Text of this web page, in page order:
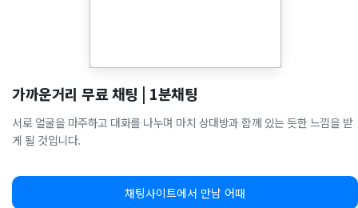
가까운거리 무료 채팅 | 1분채팅
서로 얼굴을 마주하고 대화를 나누며 마치 상대방과 함께 있는 듯한 느낌을 받
게 될 것입니다.
채팅사이트에서 만남 어때